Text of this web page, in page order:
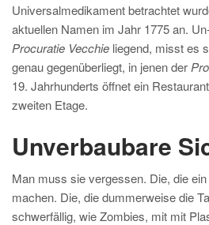
Universalmedikament betrachtet
aktuellen Namen im Jahr 1775 an.
Procuratie Vecchie liegend, misst es
genau gegenüberliegt, in jenen der
19. Jahrhunderts öffnet ein
zweiten Etage.
Unverbaubare
Man muss sie vergessen. Die, die
machen. Die, die dummerweise die
schwerfällig, wie Zombies, mit mit